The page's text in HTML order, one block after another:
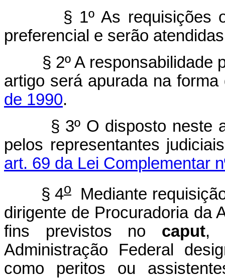
§ 1º As requisições
preferencial e serão
§ 2º A responsabilidade
artigo será apurada na
de 1990.
§ 3º O disposto neste
pelos representantes
art. 69 da Lei Complementar
§ 4o
Mediante
dirigente de Procuradoria da
fins previstos no caput,
Administração Federal
como peritos ou